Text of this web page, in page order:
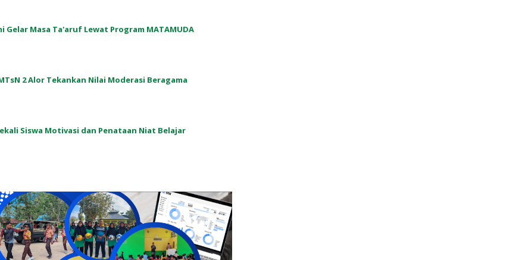
Gelar Masa Ta'aruf Lewat Program MATAMUDA
2 Alor Tekankan Nilai Moderasi Beragama
Siswa Motivasi dan Penataan Niat Belajar